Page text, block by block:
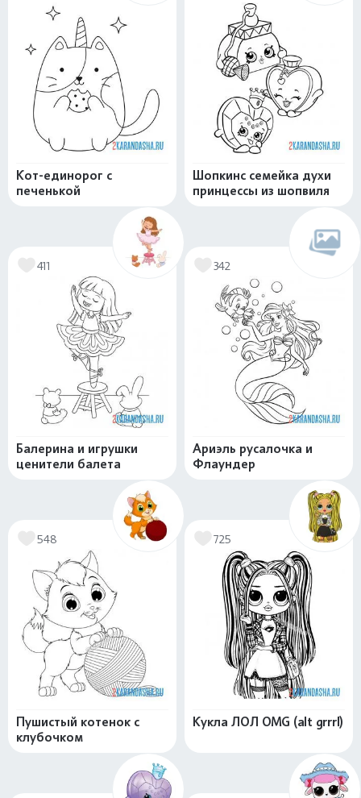
Кот-единорог с
печенькой
Шопкинс семейка духи
принцессы из шопвиля
411
Балерина и игрушки
ценители балета
342
Ариэль русалочка и
Флаундер
548
Пушистый котенок с
клубочком
725
Кукла ЛОЛ OMG (alt grrrl)